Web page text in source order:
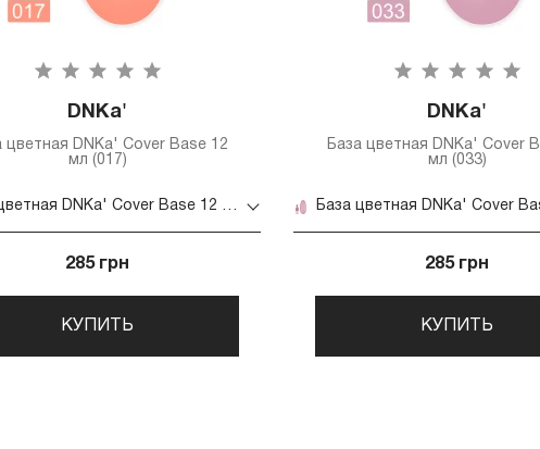
DNKa'
цветная DNKa' Cover Base 12
мл (017)
База цветная DNKa' Cover Base 12 мл (017)
285 грн
КУПИТЬ
DNKa'
База цветная DNKa' Cover
мл (033)
285 грн
КУПИТЬ